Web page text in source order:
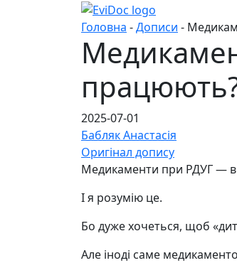
Головна -Дописи -
2025-07-01
Бабляк Анастасія
Оригінал допису
Медикаменти при РДУГ —
І я розумію це.
Бо дуже хочеться, щоб
Але іноді саме